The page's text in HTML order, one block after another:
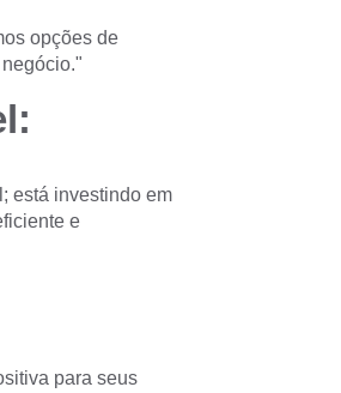
opções de
está investindo em
e
para seus